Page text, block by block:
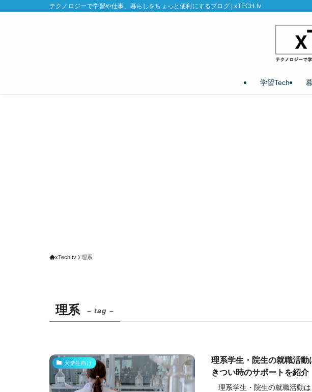
テクノロジーで学習や仕事、暮らしをちょっと便利にするブログ | xTECH.tv
学習Tech
xTech.tv 理系
理系 – tag –
大学生向け
理系学生・院生の就職活
きつい時のサポートを紹介
理系学生・院生の就職活動